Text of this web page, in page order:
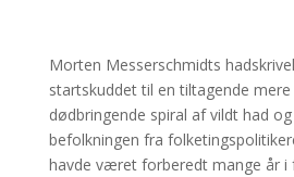
Morten Messerschmidts
startskuddet til en tiltagende
dødbringende spiral af vildt had
befolkningen fra
havde været forberedt mange år i